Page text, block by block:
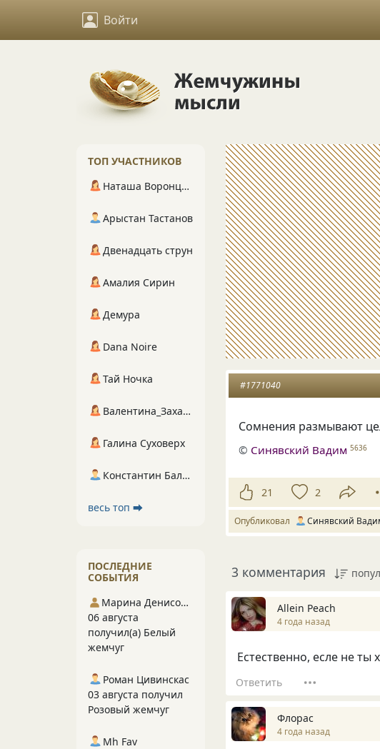
Войти
#1771040
Сомнения размывают
© Синявский Вадим 5636
21 2
Опубликовал Синявский
3 комментария
Allein Peach
4 года назад
Естественно, есле не ты
Ответить
Флорас
4 года назад
ТОП УЧАСТНИКОВ
Наташа Воронцова
Арыстан Тастанов
Двенадцать струн
Амалия Сирин
Демура
Dana Noire
Тай Ночка
Валентина_Захарова
Галина Суховерх
Константин Балухта
весь топ ⮕
ПОСЛЕДНИЕ
СОБЫТИЯ
Марина Денисова 5
06 августа
получил(а) Белый
жемчуг
Роман Цивинскас
03 августа получил
Розовый жемчуг
Mh Fav